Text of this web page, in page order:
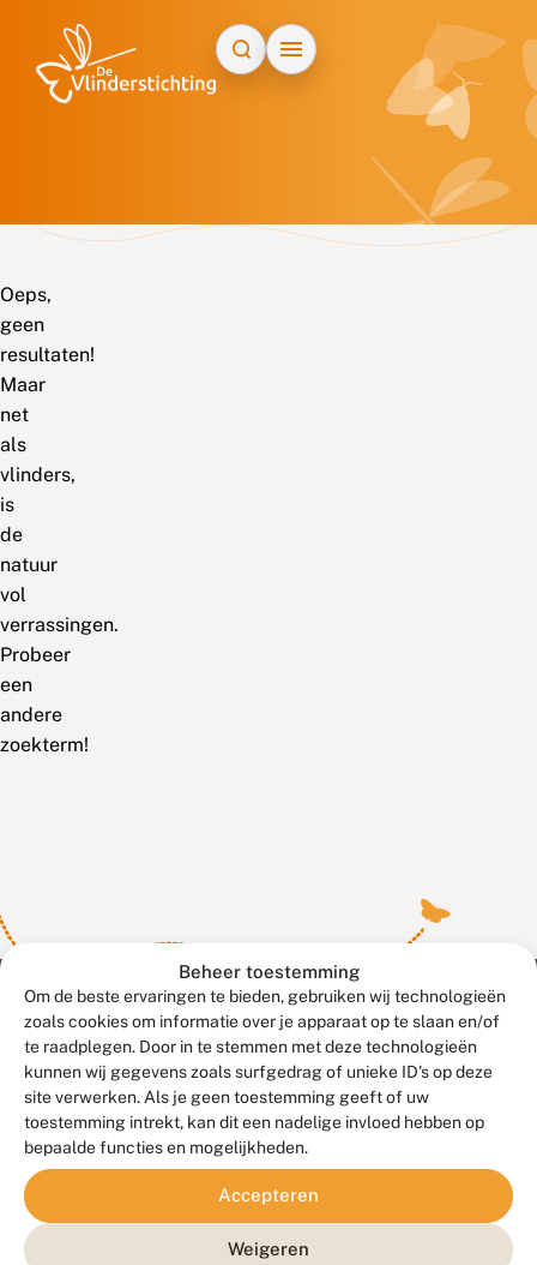
Beheer toestemming
Om de beste ervaringen te bieden, gebruiken wij technologieën
zoals cookies om informatie over je apparaat op te slaan en/of
te raadplegen. Door in te stemmen met deze technologieën
kunnen wij gegevens zoals surfgedrag of unieke ID's op deze
site verwerken. Als je geen toestemming geeft of uw
toestemming intrekt, kan dit een nadelige invloed hebben op
bepaalde functies en mogelijkheden.
Accepteren
Weigeren
Oeps,
geen
resultaten!
Maar
net
als
vlinders,
is
de
natuur
vol
verrassingen.
Probeer
een
andere
zoekterm!
Contact
Veelgestelde vragen
Meld waarnemingen© 2026 Vlinderstichting
Duurzaam ontwikkeld door
Go2People
, ontworpen door
Blue Field Agency
Privacy
Disclaimer
Sitemap